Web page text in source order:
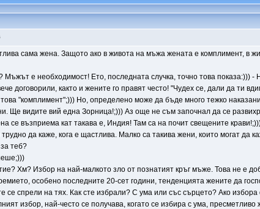
сама жена. Защото ако в живота на мъжа жената е комплимент, в
Мъжът е необходимост! Ето, последната случка, точно това
договорили, както и жените го правят често! "Чудех се, дали да ти
"комплимент";))) Но, определено може да бъде много тежко
Ще видите вий една Зорница!;))) Аз още не съм започнал да се
се възприема кат такава е, Индия! Там са на почит свещените
да каже, кога е щастлива. Малко са такива жени, които могат да
теб?
Хм? Избор на най-малкото зло от познатият кръг мъже. Това не е
особено последните 20-сет години, тенденцията жените да
се спрели на тях. Как сте избрали? С ума или със сърцето? Ако
избор, най-често се получава, когато се избира с ума,